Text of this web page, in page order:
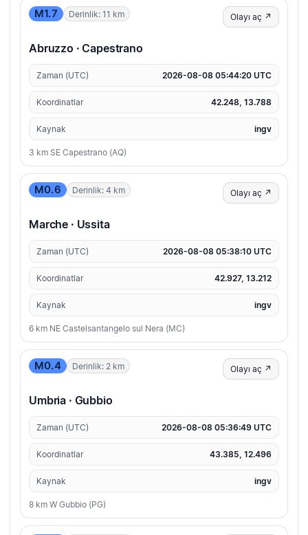
M1.7 Derinlik: 11 km Olayı aç ↗
Abruzzo · Capestrano
Zaman (UTC) 2026-08-08 05:44:20 UTC
Koordinatlar 42.248, 13.788
Kaynak ingv
3 km SE Capestrano (AQ)
M0.6 Derinlik: 4 km Olayı aç ↗
Marche · Ussita
Zaman (UTC) 2026-08-08 05:38:10 UTC
Koordinatlar 42.927, 13.212
Kaynak ingv
6 km NE Castelsantangelo sul Nera (MC)
M0.4 Derinlik: 2 km Olayı aç ↗
Umbria · Gubbio
Zaman (UTC) 2026-08-08 05:36:49 UTC
Koordinatlar 43.385, 12.496
Kaynak ingv
8 km W Gubbio (PG)